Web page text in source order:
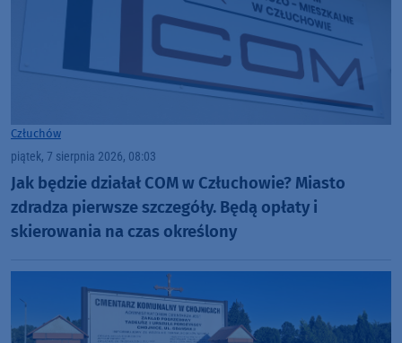
Człuchów
piątek, 7 sierpnia 2026, 08:03
Jak będzie działał COM w Człuchowie? Miasto
zdradza pierwsze szczegóły. Będą opłaty i
skierowania na czas określony